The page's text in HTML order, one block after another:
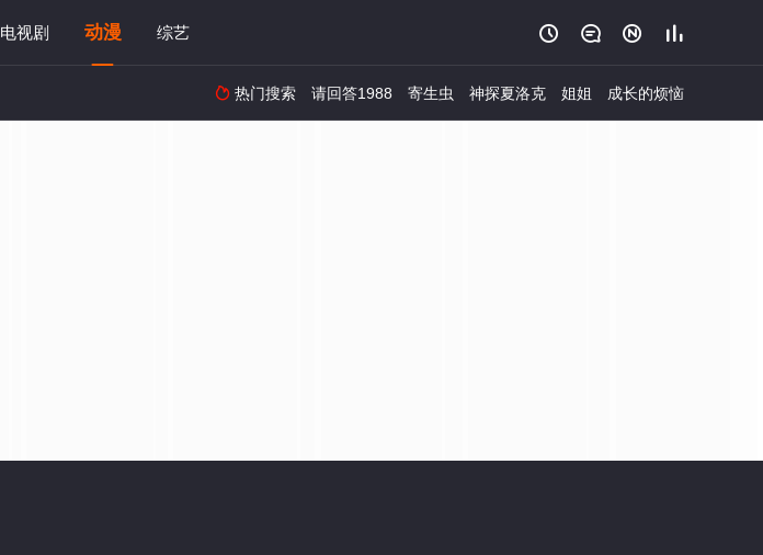
电视剧 动漫 综艺    
 热门搜索 请回答1988 寄生虫 神探夏洛克 姐姐 成长的烦恼